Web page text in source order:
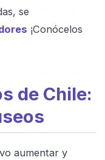
se
¡Conócelos
de Chile:
aumentar y